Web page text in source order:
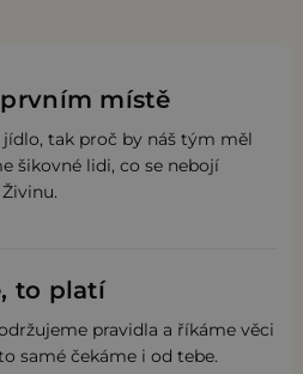
místě
tak proč by náš tým měl
šikovné lidi, co se nebojí
to platí
pravidla a říkáme věci
samé čekáme i od tebe.